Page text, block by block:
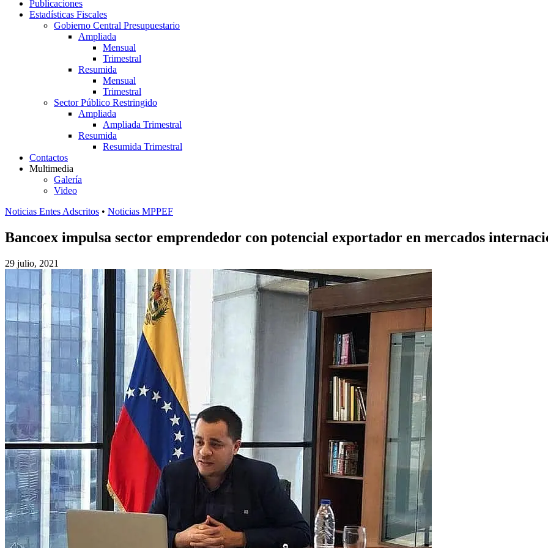
Publicaciones
Estadísticas Fiscales
Gobierno Central Presupuestario
Ampliada
Mensual
Trimestral
Resumida
Mensual
Trimestral
Sector Público Restringido
Ampliada
Ampliada Trimestral
Resumida
Resumida Trimestral
Contactos
Multimedia
Galería
Video
Noticias Entes Adscritos • Noticias MPPEF
Bancoex impulsa sector emprendedor con potencial exportador en mercados
29 julio, 2021